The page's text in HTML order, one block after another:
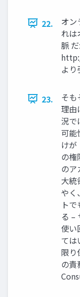
22.
オン
れは
脈
より
23.
そ
理由
況で
可能
け
の
のア
大
やく
ト
る –
使い
ては
限り
の